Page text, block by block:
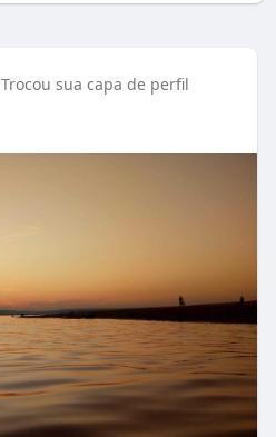
Trocou sua capa de perfil